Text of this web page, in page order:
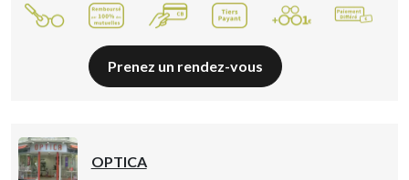
Prenez un rendez-vous
OPTICA